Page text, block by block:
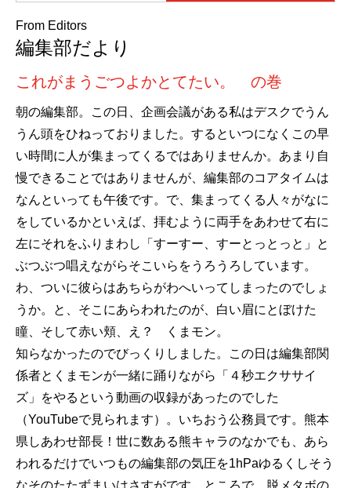
From Editors
編集部だより
これがまうごつよかとてたい。 の巻
朝の編集部。この日、企画会議がある私はデスクでうん
うん頭をひねっておりました。するといつになくこの早
い時間に人が集まってくるではありませんか。あまり自
慢できることではありませんが、編集部のコアタイムは
なんといっても午後です。で、集まってくる人々がなに
をしているかといえば、拝むように両手をあわせて右に
左にそれをふりまわし「すーすー、すーとっとっと」と
ぶつぶつ唱えながらそこいらをうろうろしています。
わ、ついに彼らはあちらがわへいってしまったのでしょ
うか。と、そこにあらわれたのが、白い眉にとぼけた
瞳、そして赤い頬、え？ くまモン。
知らなかったのでびっくりしました。この日は編集部関
係者とくまモンが一緒に踊りながら「４秒エクササイ
ズ」をやるという動画の収録があったのでした
（YouTubeで見られます）。いちおう公務員です。熊本
県しあわせ部長！世に数ある熊キャラのなかでも、あら
われるだけでいつもの編集部の気圧を1hPaゆるくしそう
なそのたたずまいはさすがです。ところで、脱メタボの